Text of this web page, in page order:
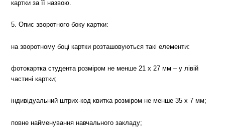
картки за її назвою.
5. Опис зворотного боку картки:
на зворотному боці картки розташовуються такі елементи:
фотокартка студента розміром не менше 21 х 27 мм – у лівій
частині картки;
індивідуальний штрих-код квитка розміром не менше 35 х 7 мм;
повне найменування навчального закладу;